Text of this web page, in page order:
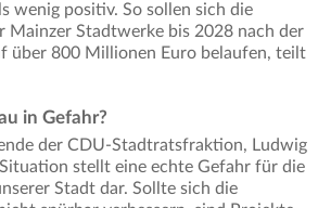
wenig positiv. So sollen sich die
Mainzer Stadtwerke bis 2028 nach der
über 800 Millionen Euro belaufen, teilt
in Gefahr?
der CDU-Stadtratsfraktion, Ludwig
stellt eine echte Gefahr für die
Stadt dar. Sollte sich die